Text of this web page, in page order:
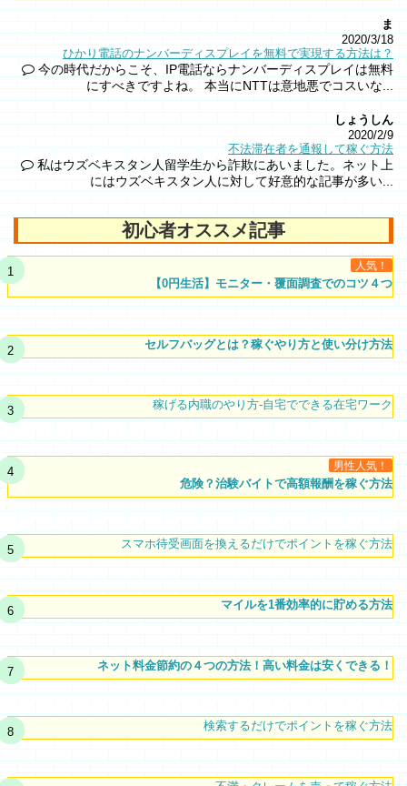
ま
2020/3/18
ひかり電話のナンバーディスプレイを無料で実現する方法は？
今の時代だからこそ、IP電話ならナンバーディスプレイは無料
にすべきですよね。 本当にNTTは意地悪でコスいな...
しょうしん
2020/2/9
不法滞在者を通報して稼ぐ方法
私はウズベキスタン人留学生から詐欺にあいました。ネット上
にはウズベキスタン人に対して好意的な記事が多い...
初心者オススメ記事
人気！
【0円生活】モニター・覆面調査でのコツ４つ
セルフバッグとは？稼ぐやり方と使い分け方法
稼げる内職のやり方-自宅でできる在宅ワーク
男性人気！
危険？治験バイトで高額報酬を稼ぐ方法
スマホ待受画面を換えるだけでポイントを稼ぐ方法
マイルを1番効率的に貯める方法
ネット料金節約の４つの方法！高い料金は安くできる！
検索するだけでポイントを稼ぐ方法